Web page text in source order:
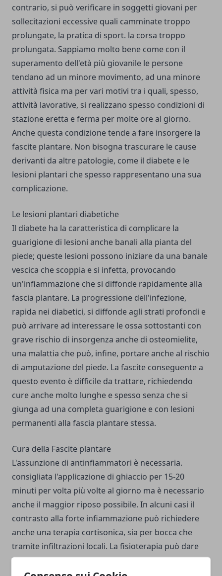
contrario, si può verificare in soggetti giovani per
sollecitazioni eccessive quali camminate troppo
prolungate, la pratica di sport. la corsa troppo
prolungata. Sappiamo molto bene come con il
superamento dell'età più giovanile le persone
tendano ad un minore movimento, ad una minore
attività fisica ma per vari motivi tra i quali, spesso,
attività lavorative, si realizzano spesso condizioni di
stazione eretta e ferma per molte ore al giorno.
Anche questa condizione tende a fare insorgere la
fascite plantare. Non bisogna trascurare le cause
derivanti da altre patologie, come il diabete e le
lesioni plantari che spesso rappresentano una sua
complicazione.
Le lesioni plantari diabetiche
Il diabete ha la caratteristica di complicare la
guarigione di lesioni anche banali alla pianta del
piede; queste lesioni possono iniziare da una banale
vescica che scoppia e si infetta, provocando
un'infiammazione che si diffonde rapidamente alla
fascia plantare. La progressione dell'infezione,
rapida nei diabetici, si diffonde agli strati profondi e
può arrivare ad interessare le ossa sottostanti con
grave rischio di insorgenza anche di osteomielite,
una malattia che può, infine, portare anche al rischio
di amputazione del piede. La fascite conseguente a
questo evento è difficile da trattare, richiedendo
cure anche molto lunghe e spesso senza che si
giunga ad una completa guarigione e con lesioni
permanenti alla fascia plantare stessa.
Cura della Fascite plantare
L'assunzione di antinfiammatori è necessaria.
consigliata l'applicazione di ghiaccio per 15-20
minuti per volta più volte al giorno ma è necessario
anche il maggior riposo possibile. In alcuni casi il
contrasto alla forte infiammazione può richiedere
anche una terapia cortisonica, sia per bocca che
tramite infiltrazioni locali. La fisioterapia può dare
benefici e consiste soprattutto in esercizi tendenti